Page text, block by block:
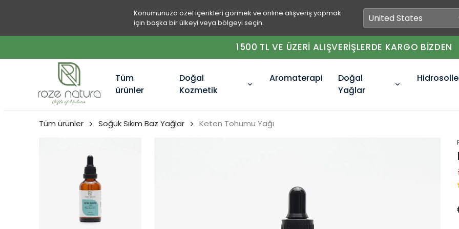
Konumunuza özel içerikleri görmek ve online alışveriş yapmak
için başka bir ülkeyi veya bölgeyi seçin.
1500 TL VE ÜZERİ ALIŞVERİŞLERDE KARGO BİZDEN
Tüm
ürünler
Doğal
Kozmetik
Aromaterapi
Doğal
Yağlar
Tüm ürünler Soğuk Sıkım Baz Yağlar Keten Tohumu Yağı